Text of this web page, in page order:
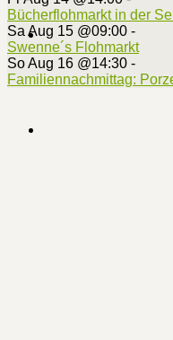
Bücherflohmarkt in der
Sa Aug 15 @09:00 -
Swenne´s Flohmarkt
So Aug 16 @14:30 -
Familiennachmittag: